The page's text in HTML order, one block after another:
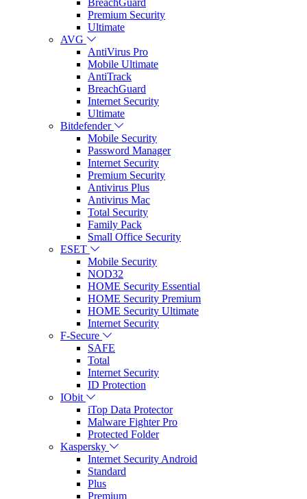
Premium Security
Ultimate
AVG
AntiVirus Pro
Mobile Ultimate
AntiTrack
BreachGuard
Internet Security
Ultimate
Bitdefender
Mobile Security
Password Manager
Internet Security
Premium Security
Antivirus Plus
Antivirus Mac
Total Security
Family Pack
Small Office Security
ESET
Mobile Security
NOD32
HOME Security Essential
HOME Security Premium
HOME Security Ultimate
Internet Security
F-Secure
SAFE
Total
Internet Security
ID Protection
IObit
iTop Data Protector
Malware Fighter Pro
Protected Folder
Kaspersky
Internet Security Android
Standard
Plus
Premium